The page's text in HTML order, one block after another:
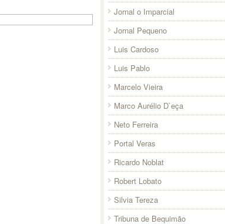
Jornal o Imparcial
Jornal Pequeno
Luis Cardoso
Luis Pablo
Marcelo Vieira
Marco Aurélio D`eça
Neto Ferreira
Portal Veras
Ricardo Noblat
Robert Lobato
Silvia Tereza
Tribuna de Bequimão